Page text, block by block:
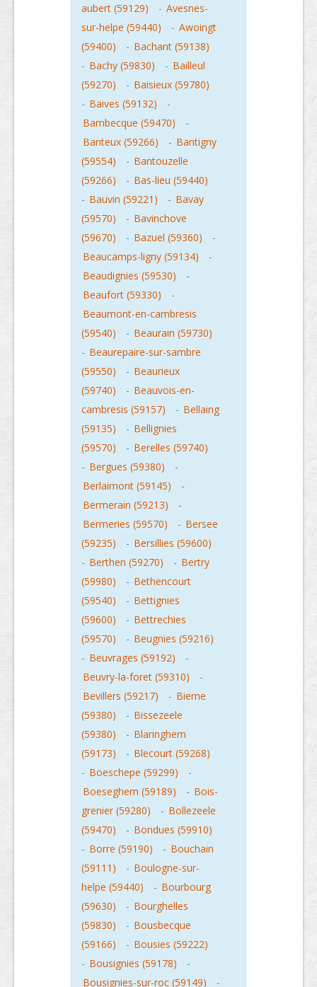
aubert (59129)
- Avesnes-
sur-helpe (59440)
- Awoingt
(59400)
- Bachant (59138)
- Bachy (59830) - Bailleul
(59270)
- Baisieux (59780)
- Baives (59132)
-
Bambecque (59470)
-
Banteux (59266)
- Bantigny
(59554)
- Bantouzelle
(59266)
- Bas-lieu (59440)
- Bauvin (59221) - Bavay
(59570)
- Bavinchove
(59670)
- Bazuel (59360)
-
Beaucamps-ligny (59134)
-
Beaudignies (59530)
-
Beaufort (59330)
-
Beaumont-en-cambresis
(59540)
- Beaurain (59730)
- Beaurepaire-sur-sambre
(59550)
- Beaurieux
(59740)
- Beauvois-en-
cambresis (59157)
- Bellaing
(59135)
- Bellignies
(59570)
- Berelles (59740)
- Bergues (59380)
-
Berlaimont (59145)
-
Bermerain (59213)
-
Bermeries (59570)
- Bersee
(59235)
- Bersillies (59600)
- Berthen (59270) - Bertry
(59980)
- Bethencourt
(59540)
- Bettignies
(59600)
- Bettrechies
(59570)
- Beugnies (59216)
- Beuvrages (59192)
-
Beuvry-la-foret (59310)
-
Bevillers (59217)
- Bierne
(59380)
- Bissezeele
(59380)
- Blaringhem
(59173)
- Blecourt (59268)
- Boeschepe (59299)
-
Boeseghem (59189)
- Bois-
grenier (59280)
- Bollezeele
(59470)
- Bondues (59910)
- Borre (59190) - Bouchain
(59111)
- Boulogne-sur-
helpe (59440)
- Bourbourg
(59630)
- Bourghelles
(59830)
- Bousbecque
(59166)
- Bousies (59222)
- Bousignies (59178)
-
Bousignies-sur-roc (59149)
-